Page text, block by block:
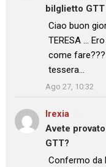
bilglietto GTT
: “
Ciao buon
TERESA …
come
tessera…
”
Ago 27, 10:32
Irexia
Avete
GTT?
: “
Confermo da